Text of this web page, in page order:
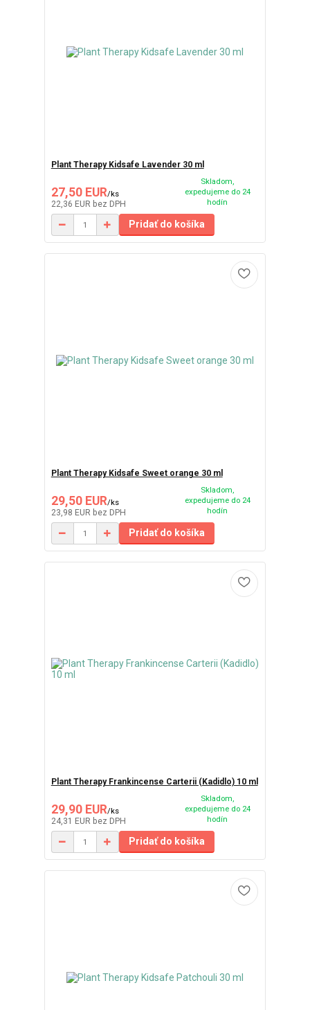
Plant Therapy Kidsafe Lavender 30 ml
27,50 EUR/ks
22,36 EUR bez DPH
Skladom,
expedujeme do 24
hodín
Pridať do košíka
Plant Therapy Kidsafe Sweet orange 30 ml
29,50 EUR/ks
23,98 EUR bez DPH
Skladom,
expedujeme do 24
hodín
Pridať do košíka
Plant Therapy Frankincense Carterii (Kadidlo) 10 ml
29,90 EUR/ks
24,31 EUR bez DPH
Skladom,
expedujeme do 24
hodín
Pridať do košíka